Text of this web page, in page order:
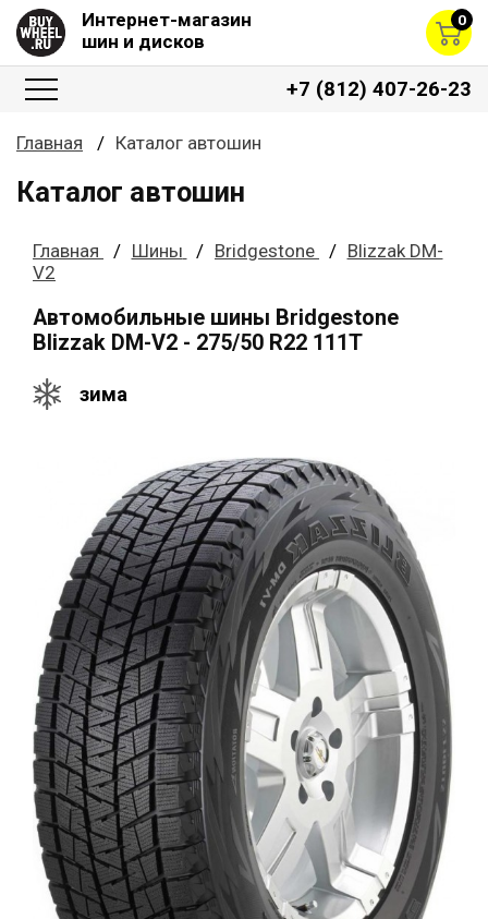
Интернет-магазин
шин и дисков
0
+7 (812) 407-26-23
Главная Каталог автошин
Каталог автошин
Главная Шины Bridgestone
Blizzak DM-
V2
Автомобильные шины Bridgestone
Blizzak DM-V2 - 275/50 R22 111T
зима